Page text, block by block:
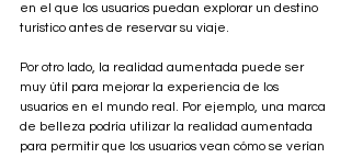
en el que los usuarios puedan explorar un destino
turístico antes de reservar su viaje.
Por otro lado, la realidad aumentada puede ser
muy útil para mejorar la experiencia de los
usuarios en el mundo real. Por ejemplo, una marca
de belleza podría utilizar la realidad aumentada
para permitir que los usuarios vean cómo se verían